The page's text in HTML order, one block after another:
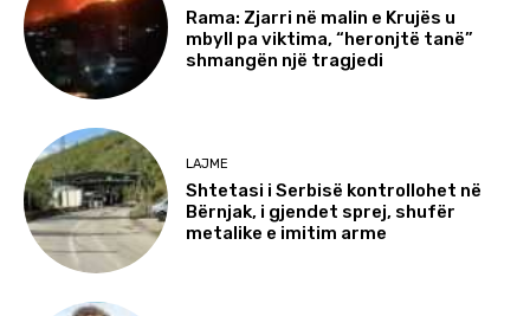
Rama: Zjarri në malin e Krujës u
mbyll pa viktima, “heronjtë tanë”
shmangën një tragjedi
LAJME
Shtetasi i Serbisë kontrollohet në
Bërnjak, i gjendet sprej, shufër
metalike e imitim arme